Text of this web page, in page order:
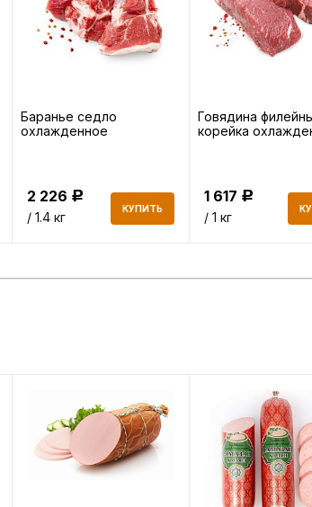
Баранье седло
охлажденное
2 226 Р
/ 1.4 кг
КУПИТЬ
Говядина
корейка
1 617 Р
/ 1 кг